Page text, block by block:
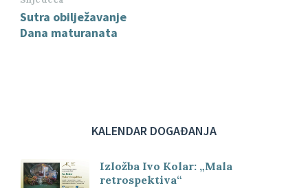
Sutra obilježavanje
Dana maturanata
KALENDAR DOGAĐANJA
Izložba Ivo Kolar: „Mala
retrospektiva“